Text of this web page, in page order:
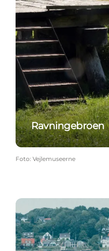
Ravningebroen
Foto: Vejlemuseerne
Kongens Kær